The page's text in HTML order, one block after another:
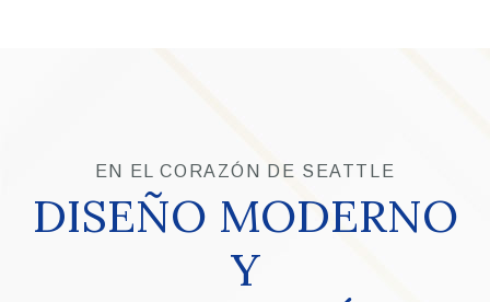
DISEÑO MODERNO
Y
DECORACIÓN